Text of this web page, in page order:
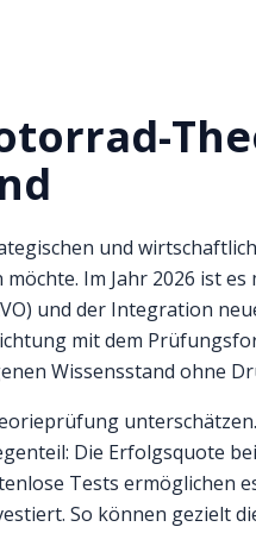
und
Im Jahr 2026 ist
und der Integration
mit dem
Wissensstand ohne
Die Erfolgsquote
Tests ermöglichen
So können gezielt